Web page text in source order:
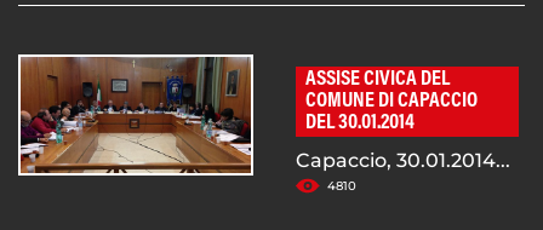
ASSISE CIVICA DEL
COMUNE DI CAPACCIO
DEL 30.01.2014
Capaccio, 30.01.2014...
4810